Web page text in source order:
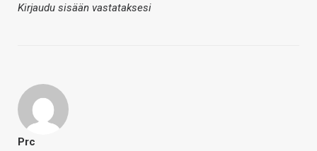
Kirjaudu sisään vastataksesi
Prc